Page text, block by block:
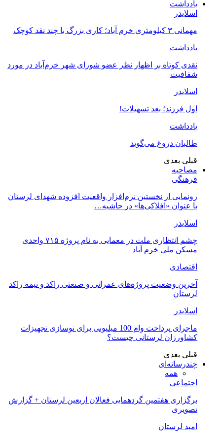
یادداشت
اسلایدر
مهمانی ۳ کیلومتری خرم آباد؛ کاری بزرگ با چند نقد کوچک
یادداشت
نقدی کوتاه بر اظهار نظر عضو شورای شهر خرم‌آباد در مورد
شفافیت
اسلایدر
اول فرزند؛ بعد تسهیلات!
یادداشت
طالبان دروغ می‌گوید
قبلی بعدی
مصاحبه
فرهنگی
رونمایی از نخستین نرم‌افزار واقعیت افزوده شهدای لرستان
با عنوان «افلاکی‌ها» در حاشیه…
اسلایدر
چشم انتظاری ملت در معمایی به نام پروژه ۷۱۵ واحدی
مسکن ملی خرم آباد
اقتصادی
آخرین وضعیت پروژه‌های عمرانی و صنعتی راکد و نیمه راکد
لرستان
اسلایدر
ماجرای پرداخت وام 100 میلیونی برای نوسازی تجهیزات
کشاورزان لرستانی چیست؟
قبلی بعدی
چندرسانه‌ای
همه
اجتماعی
برگزاری هفتمین گردهمایی فعالان اربعین لرستان + گزارش
تصویری
امید لرستان